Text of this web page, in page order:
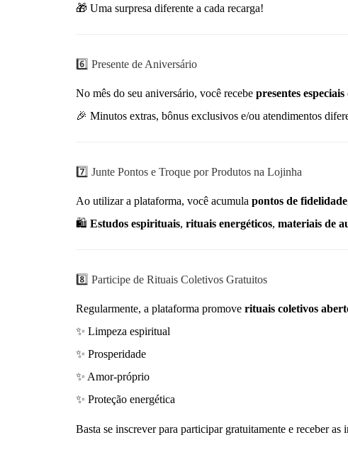
🎁 Uma surpresa diferente a cada recarga!
6️⃣ Presente de Aniversário
No mês do seu aniversário, você recebe presentes especiais
🎉 Minutos extras, bônus exclusivos e/ou atendimentos
7️⃣ Junte Pontos e Troque por Produtos na Lojinha
Ao utilizar a plataforma, você acumula pontos de fidelidade
🛍️ Estudos espirituais, rituais energéticos, materiais de
8️⃣ Participe de Rituais Coletivos Gratuitos
Regularmente, a plataforma promove rituais coletivos
✨ Limpeza espiritual
✨ Prosperidade
✨ Amor-próprio
✨ Proteção energética
Basta se inscrever para participar gratuitamente e receber as